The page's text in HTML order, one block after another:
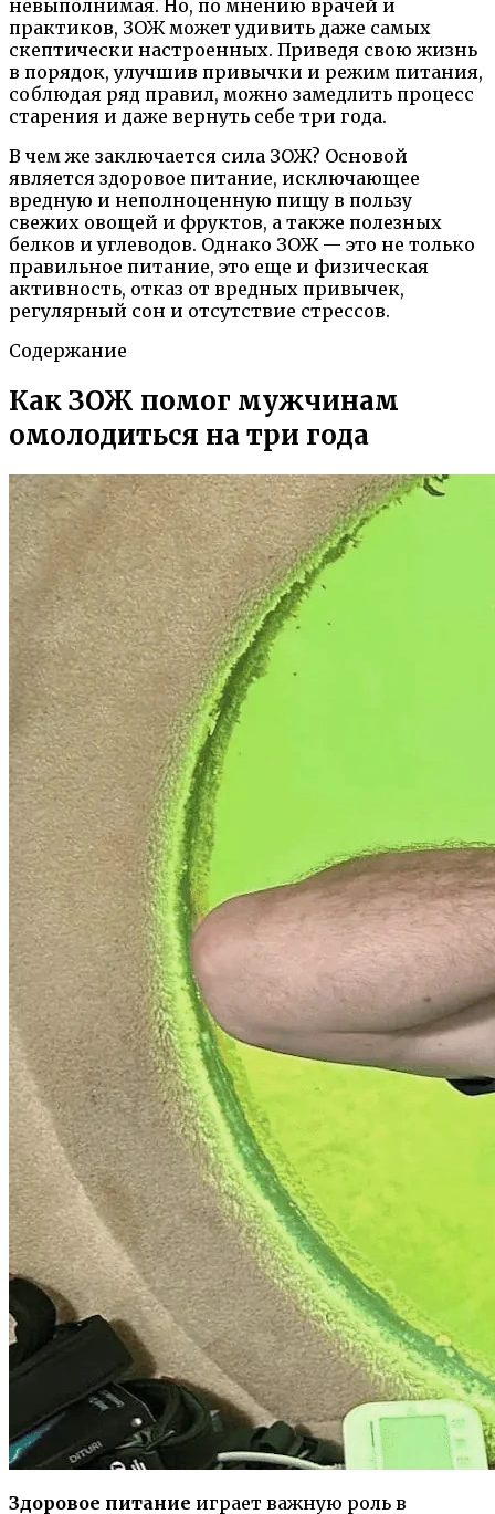
невыполнимая. Но, по мнению врачей и
практиков, ЗОЖ может удивить даже самых
скептически настроенных. Приведя свою жизнь
в порядок, улучшив привычки и режим питания,
соблюдая ряд правил, можно замедлить процесс
старения и даже вернуть себе три года.
В чем же заключается сила ЗОЖ? Основой
является здоровое питание, исключающее
вредную и неполноценную пищу в пользу
свежих овощей и фруктов, а также полезных
белков и углеводов. Однако ЗОЖ — это не только
правильное питание, это еще и физическая
активность, отказ от вредных привычек,
регулярный сон и отсутствие стрессов.
Содержание
Как ЗОЖ помог мужчинам
омолодиться на три года
Здоровое питание играет важную роль в